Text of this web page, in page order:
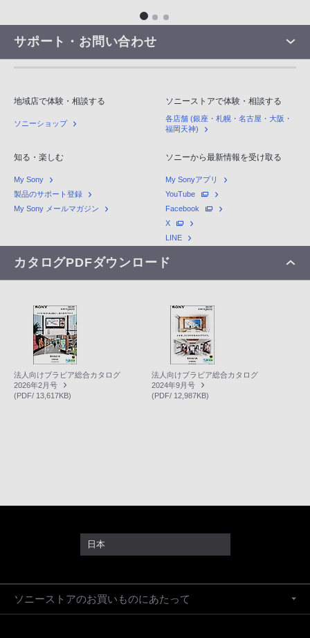
サポート・お問い合わせ
地域店で体験・相談する
ソニーショップ
ソニーストアで体験・相談する
各店舗 (銀座・札幌・名古屋・大阪・
福岡天神)
知る・楽しむ
My Sony
製品のサポート登録
My Sony メールマガジン
ソニーから最新情報を受け取る
My Sonyアプリ
YouTube
Facebook
X
LINE
カタログPDFダウンロード
法人向けブラビア総合カタログ
2026年2月号
(PDF/ 13,617KB)
法人向けブラビア総合カタログ
2024年9月号
(PDF/ 12,987KB)
日本
ソニーストアのお買いものにあたって